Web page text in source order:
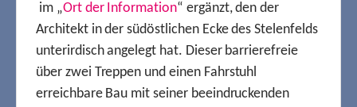
im „Ort der Information“ ergänzt, den der
Architekt in der südöstlichen Ecke des Stelenfelds
unterirdisch angelegt hat. Dieser barrierefreie
über zwei Treppen und einen Fahrstuhl
erreichbare Bau mit seiner beeindruckenden